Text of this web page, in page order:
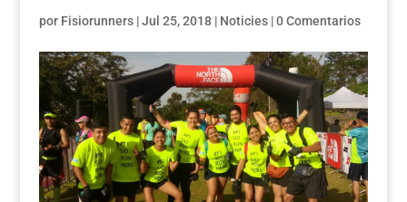
por Fisiorunners|Jul 25, 2018| Noticies|0 Comentarios